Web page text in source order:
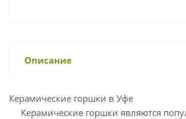
Описание
Керамические горшки в Уфе
Керамические горшки являются